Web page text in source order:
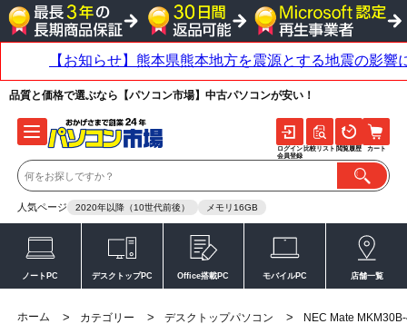
品質と価格で選ぶなら【パソコン市場】中古パソコンが安い！
人気ページ 2020年以降（10世代前後） メモリ16GB
ログイン
会員登録
比較リスト 閲覧履歴 カート
ノートPC デスクトップPC Office搭載PC モバイルPC 店舗一覧
ホーム > カテゴリー > デスクトップパソコン >
NEC Mate